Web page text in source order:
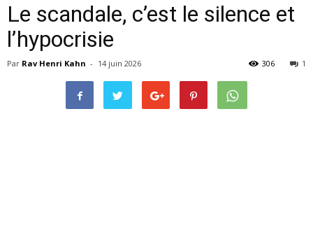
Le scandale, c’est le silence et
l’hypocrisie
Par Rav Henri Kahn - 14 juin 2026 1
306